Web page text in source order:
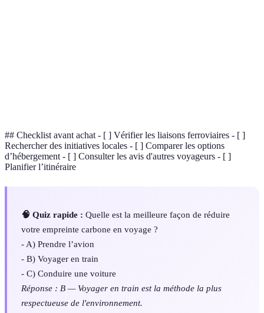
## Checklist avant achat - [ ] Vérifier les liaisons ferroviaires - [ ]
Rechercher des initiatives locales - [ ] Comparer les options
d’hébergement - [ ] Consulter les avis d'autres voyageurs - [ ]
Planifier l’itinéraire
🧠 Quiz rapide : Quelle est la meilleure façon de réduire
votre empreinte carbone en voyage ?
- A) Prendre l’avion
- B) Voyager en train
- C) Conduire une voiture
Réponse : B — Voyager en train est la méthode la plus
respectueuse de l'environnement.